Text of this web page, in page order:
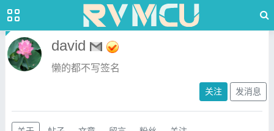
david
懒的都不写签名
关注 发消息